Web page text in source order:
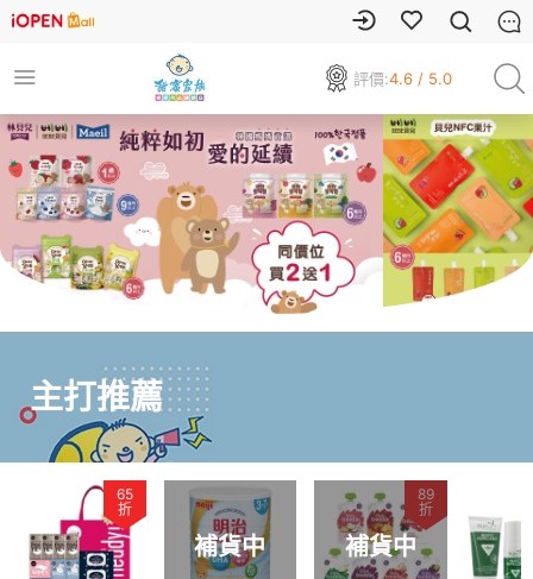
評價:4.6 / 5.0
主打推薦
65
折
補貨中 補貨中
89
折